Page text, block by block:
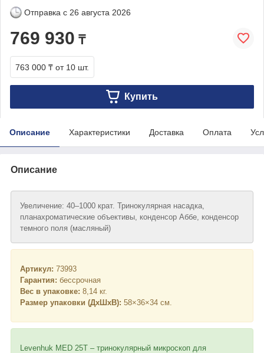
Отправка с 26 августа 2026
769 930 ₸
763 000 ₸ от 10 шт.
Купить
Описание Характеристики Доставка Оплата
Описание
Увеличение: 40–1000 крат. Тринокулярная насадка,
планахроматические объективы, конденсор Аббе, конденсор
темного поля (масляный)
Артикул: 73993
Гарантия: бессрочная
Вес в упаковке: 8,14 кг.
Размер упаковки (ДхШхВ): 58×36×34 см.
Levenhuk MED 25T – тринокулярный микроскоп для